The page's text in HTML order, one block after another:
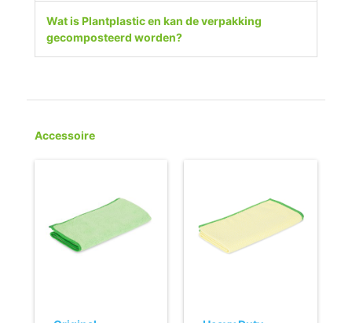
Wat is Plantplastic en kan de verpakking
gecomposteerd worden?
Accessoire